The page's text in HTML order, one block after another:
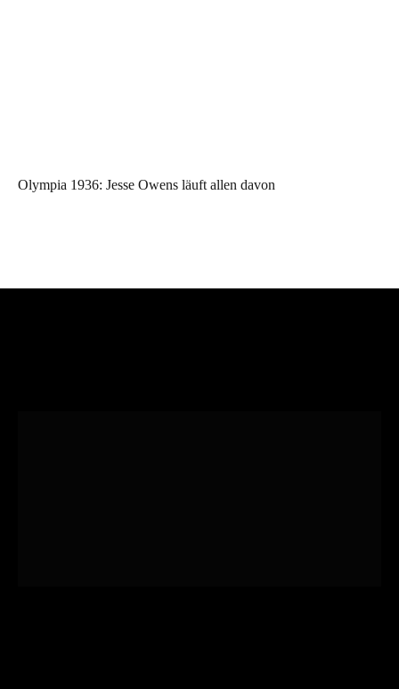
Olympia 1936: Jesse Owens läuft allen davon